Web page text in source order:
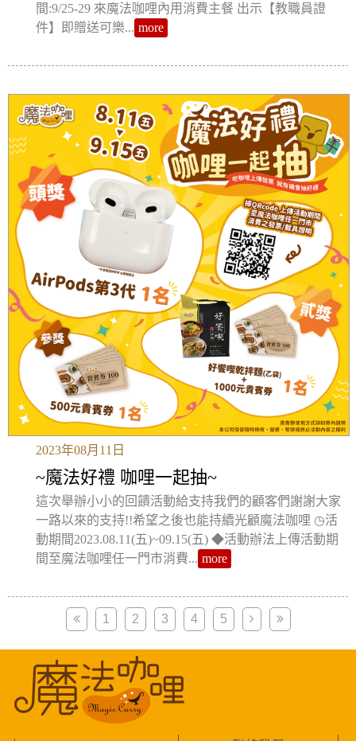
間:9/25-29 來魔法咖哩內用消費主餐 出示【教職員證
件】即贈送可樂... more
2023年08月11日
~魔法好禮 咖哩一起抽~
這次舉辦小小的回饋活動給支持我們的顧客們謝謝大家
一路以來的支持!!希望之後也能持續光顧魔法咖哩 ◷活
動期間2023.08.11(五)~09.15(五) ◆活動辦法上傳活動期
間至魔法咖哩任一門市消費... more
1 2 3 4 5